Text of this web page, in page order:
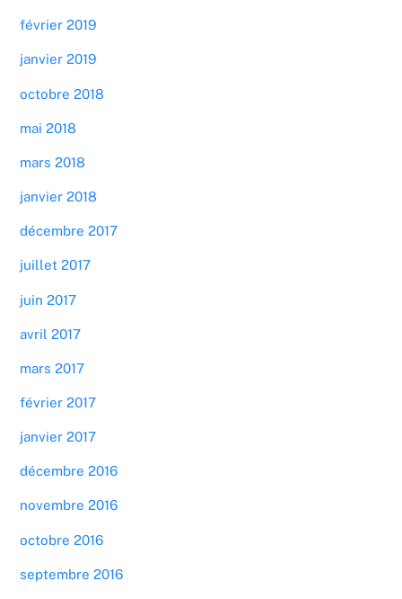
février 2019
janvier 2019
octobre 2018
mai 2018
mars 2018
janvier 2018
décembre 2017
juillet 2017
juin 2017
avril 2017
mars 2017
février 2017
janvier 2017
décembre 2016
novembre 2016
octobre 2016
septembre 2016